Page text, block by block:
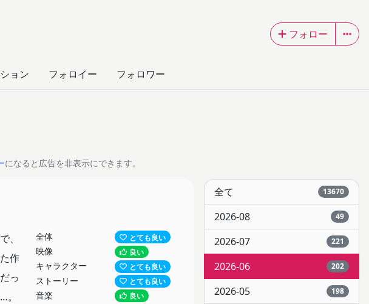
フォロー
ョン フォロイー フォロワー
になると広告を非表示にできます。
全体 とても良い
映像 良い
キャラクター とても良い
ストーリー とても良い
音楽 良い
、
作
っ
全て 13670
2026-08 49
2026-07 221
2026-06 202
2026-05 198